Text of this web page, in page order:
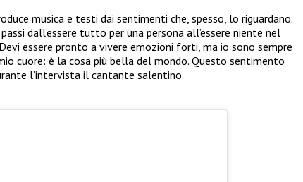
musica e testi dai sentimenti che, spesso, lo riguardano.
dall’essere tutto per una persona all’essere niente nel
essere pronto a vivere emozioni forti, ma io sono sempre
cuore: è la cosa più bella del mondo. Questo sentimento
l’intervista il cantante salentino.